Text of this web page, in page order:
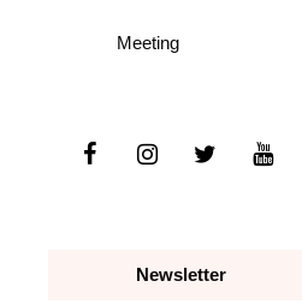
Meeting
Newsletter